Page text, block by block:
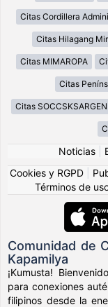
Citas Cordillera
Citas Hilagang
Citas MIMAROPA
Citas
Citas SOCCSKSARGEN
Noticias
Cookies y RGPD
Términos de
Comunidad de
Kapamilya
¡Kumusta!
para conexiones
filipinos desde la